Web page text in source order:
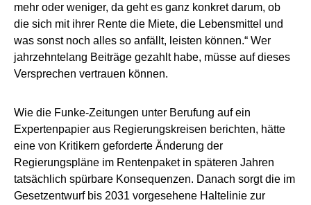
mehr oder weniger, da geht es ganz konkret darum, ob
die sich mit ihrer Rente die Miete, die Lebensmittel und
was sonst noch alles so anfällt, leisten können.“ Wer
jahrzehntelang Beiträge gezahlt habe, müsse auf dieses
Versprechen vertrauen können.
Wie die Funke-Zeitungen unter Berufung auf ein
Expertenpapier aus Regierungskreisen berichten, hätte
eine von Kritikern geforderte Änderung der
Regierungspläne im Rentenpaket in späteren Jahren
tatsächlich spürbare Konsequenzen. Danach sorgt die im
Gesetzentwurf bis 2031 vorgesehene Haltelinie zur